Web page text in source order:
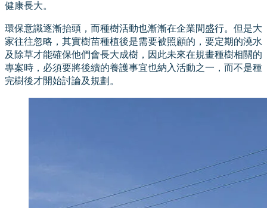
健康長大。
環保意識逐漸抬頭，而種樹活動也漸漸在企業間盛行。但是大
家往往忽略，其實樹苗種植後是需要被照顧的，要定期的澆水
及除草才能確保他們會長大成樹，因此未來在規畫種樹相關的
專案時，必須要將後續的養護事宜也納入活動之一，而不是種
完樹後才開始討論及規劃。